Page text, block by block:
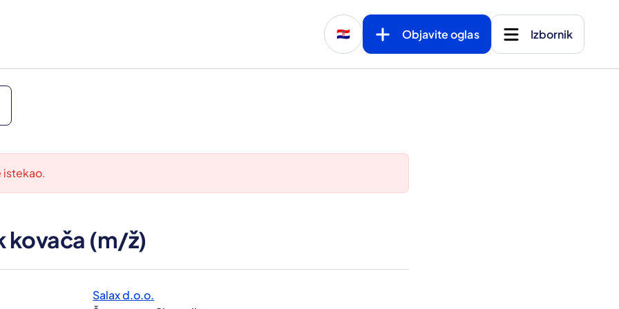
🇭🇷 Objavite oglas Izbornik
istekao.
kovača (m/ž)
Salax d.o.o.